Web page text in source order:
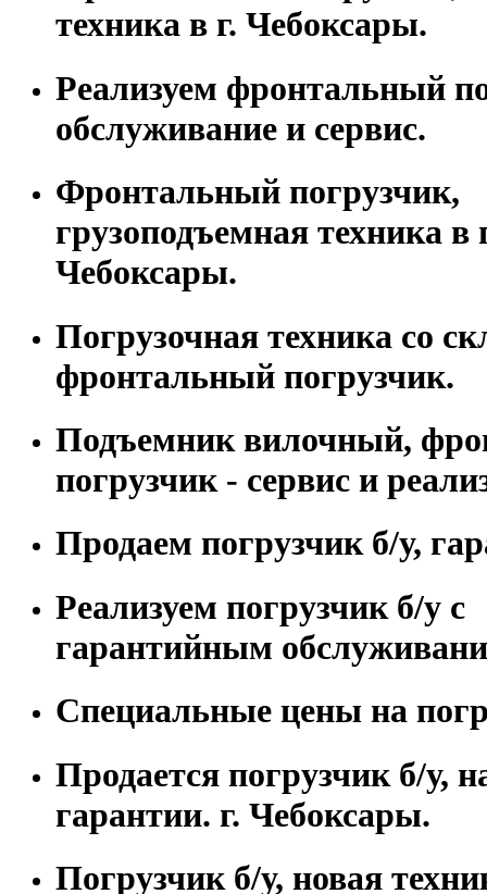
техника в г. Чебоксары.
Реализуем фронтальный
обслуживание и сервис.
Фронтальный погрузчик,
грузоподъемная техника в
Чебоксары.
Погрузочная техника со
фронтальный погрузчик.
Подъемник вилочный,
погрузчик - сервис и
Продаем погрузчик б/у,
Реализуем погрузчик б/у с
гарантийным
Специальные цены на
Продается погрузчик б/у,
гарантии. г. Чебоксары.
Погрузчик б/у, новая